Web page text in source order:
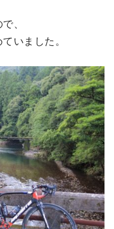
、
いました。